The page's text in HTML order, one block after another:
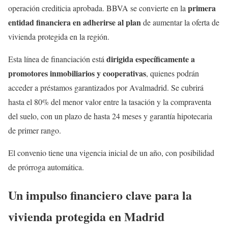
operación crediticia aprobada. BBVA se convierte en la primera
entidad financiera en adherirse al plande aumentar la oferta de
vivienda protegida en la región.
Esta línea de financiación está dirigida específicamente a
promotores inmobiliarios y cooperativas, quienes podrán
acceder a préstamos garantizados por Avalmadrid. Se cubrirá
hasta el 80% del menor valor entre la tasación y la compraventa
del suelo, con un plazo de hasta 24 meses y garantía hipotecaria
de primer rango.
El convenio tiene una vigencia inicial de un año, con posibilidad
de prórroga automática.
Un impulso financiero clave para la
vivienda protegida en Madrid